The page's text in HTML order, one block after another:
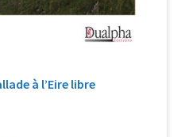
à l’Eire libre